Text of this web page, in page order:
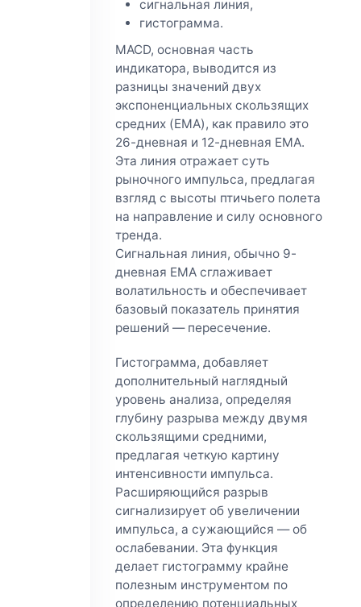
сигнальная линия,
гистограмма.
MACD, основная часть
индикатора, выводится из
разницы значений двух
экспоненциальных скользящих
средних (EMA), как правило это
26-дневная и 12-дневная EMA.
Эта линия отражает суть
рыночного импульса, предлагая
взгляд с высоты птичьего полета
на направление и силу основного
тренда.
Сигнальная линия, обычно 9-
дневная EMA сглаживает
волатильность и обеспечивает
базовый показатель принятия
решений — пересечение.
Гистограмма, добавляет
дополнительный наглядный
уровень анализа, определяя
глубину разрыва между двумя
скользящими средними,
предлагая четкую картину
интенсивности импульса.
Расширяющийся разрыв
сигнализирует об увеличении
импульса, а сужающийся — об
ослабевании. Эта функция
делает гистограмму крайне
полезным инструментом по
определению потенциальных